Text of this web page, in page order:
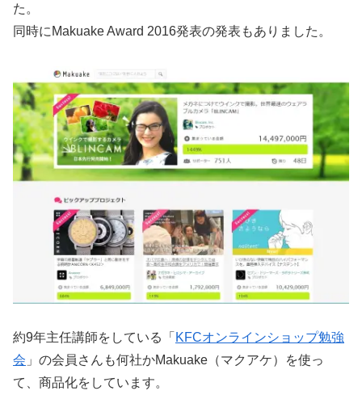
た。
同時にMakuake Award 2016発表の発表もありました。
約9年主任講師をしている「 KFCオンラインショップ勉強
会 」の会員さんも何社かMakuake（マクアケ）を使っ
て、商品化をしています。